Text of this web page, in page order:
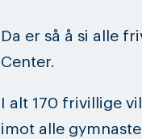
Da er så å si alle
Center.
I alt 170 frivillige
imot alle